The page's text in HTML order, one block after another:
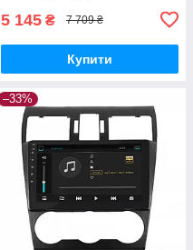
5 145 ₴ 7 709 ₴
Купити
–33%